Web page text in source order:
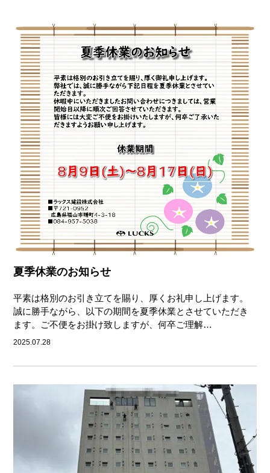
夏季休業のお知らせ
平素は格別のお引き立てを賜り、厚くお礼申し上げます。
誠に勝手ながら、以下の期間を夏季休業とさせていただき
ます。ご不便をお掛け致しますが、何卒ご理解…
2025.07.28